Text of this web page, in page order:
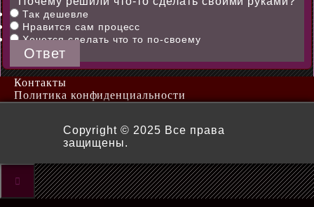
Так дешевле
Нравится сам процесс
Хочется сделать что то по-своему
Ответ
Контакты
Политика конфиденциальности
Copyright © 2025 Все права
защищены.